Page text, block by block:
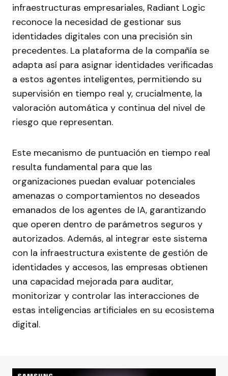
infraestructuras empresariales, Radiant Logic
reconoce la necesidad de gestionar sus
identidades digitales con una precisión sin
precedentes. La plataforma de la compañía se
adapta así para asignar identidades verificadas
a estos agentes inteligentes, permitiendo su
supervisión en tiempo real y, crucialmente, la
valoración automática y continua del nivel de
riesgo que representan.
Este mecanismo de puntuación en tiempo real
resulta fundamental para que las
organizaciones puedan evaluar potenciales
amenazas o comportamientos no deseados
emanados de los agentes de IA, garantizando
que operen dentro de parámetros seguros y
autorizados. Además, al integrar este sistema
con la infraestructura existente de gestión de
identidades y accesos, las empresas obtienen
una capacidad mejorada para auditar,
monitorizar y controlar las interacciones de
estas inteligencias artificiales en su ecosistema
digital.